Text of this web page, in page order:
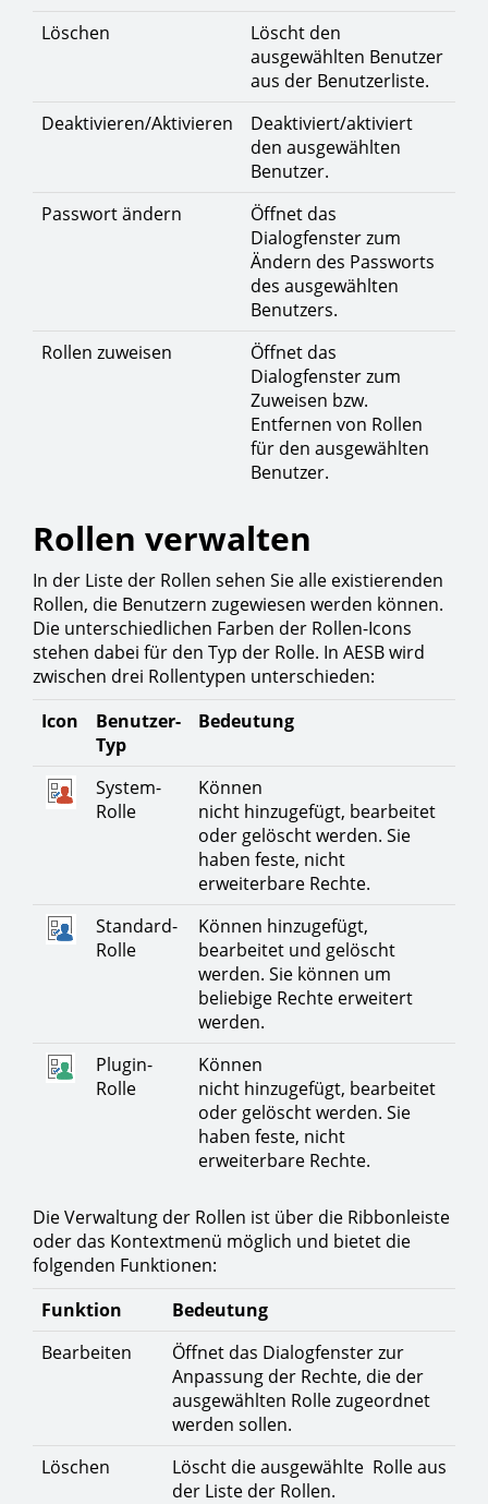
Löschen
Löscht den
ausgewählten Benutzer
aus der Benutzerliste.
Deaktivieren/Aktivieren
Deaktiviert/aktiviert
den ausgewählten
Benutzer.
Passwort ändern
Öffnet das
Dialogfenster zum
Ändern des Passworts
des ausgewählten
Benutzers.
Rollen zuweisen
Öffnet das
Dialogfenster zum
Zuweisen bzw.
Entfernen von Rollen
für den ausgewählten
Benutzer.
Rollen verwalten
In der Liste der Rollen sehen Sie alle existierenden
Rollen, die Benutzern zugewiesen werden können.
Die unterschiedlichen Farben der Rollen-Icons
stehen dabei für den Typ der Rolle. In AESB wird
zwischen drei Rollentypen unterschieden:
Icon
Benutzer-
Typ
Bedeutung
System-
Rolle
Können
nicht hinzugefügt, bearbeitet
oder gelöscht werden. Sie
haben feste, nicht
erweiterbare Rechte.
Standard-
Rolle
Können hinzugefügt,
bearbeitet und gelöscht
werden. Sie können um
beliebige Rechte erweitert
werden.
Plugin-
Rolle
Können
nicht hinzugefügt, bearbeitet
oder gelöscht werden. Sie
haben feste, nicht
erweiterbare Rechte.
Die Verwaltung der Rollen ist über die Ribbonleiste
oder das Kontextmenü möglich und bietet die
folgenden Funktionen:
Funktion
Bedeutung
Bearbeiten
Öffnet das Dialogfenster zur
Anpassung der Rechte, die der
ausgewählten Rolle zugeordnet
werden sollen.
Löschen
Löscht die ausgewählte Rolle aus
der Liste der Rollen.